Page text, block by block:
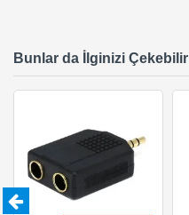
Bunlar da İlginizi Çekebilir